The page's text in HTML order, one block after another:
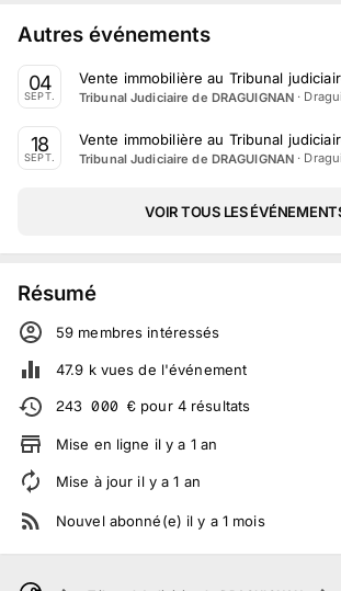
Autres événements
04
SEPT.
Vente immobilière au Tribunal
Tribunal Judiciaire de DRAGUIGNAN ·
18
SEPT.
Vente immobilière au Tribunal
Tribunal Judiciaire de DRAGUIGNAN ·
VOIR TOUS LES
Résumé
59 membres intéressés
47.9 kvues de l'événement
243 000 € pour 4 résultats
Mise en ligne il y a 1 an
Mise à jour il y a1 an
Nouvel abonné(e) il y a 1 mois